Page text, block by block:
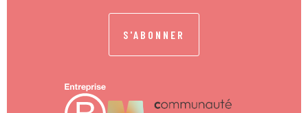
S'ABONNER